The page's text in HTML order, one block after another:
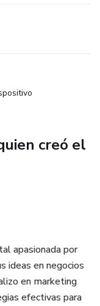
creó el
apasionada por
ideas en negocios
en marketing
efectivas para